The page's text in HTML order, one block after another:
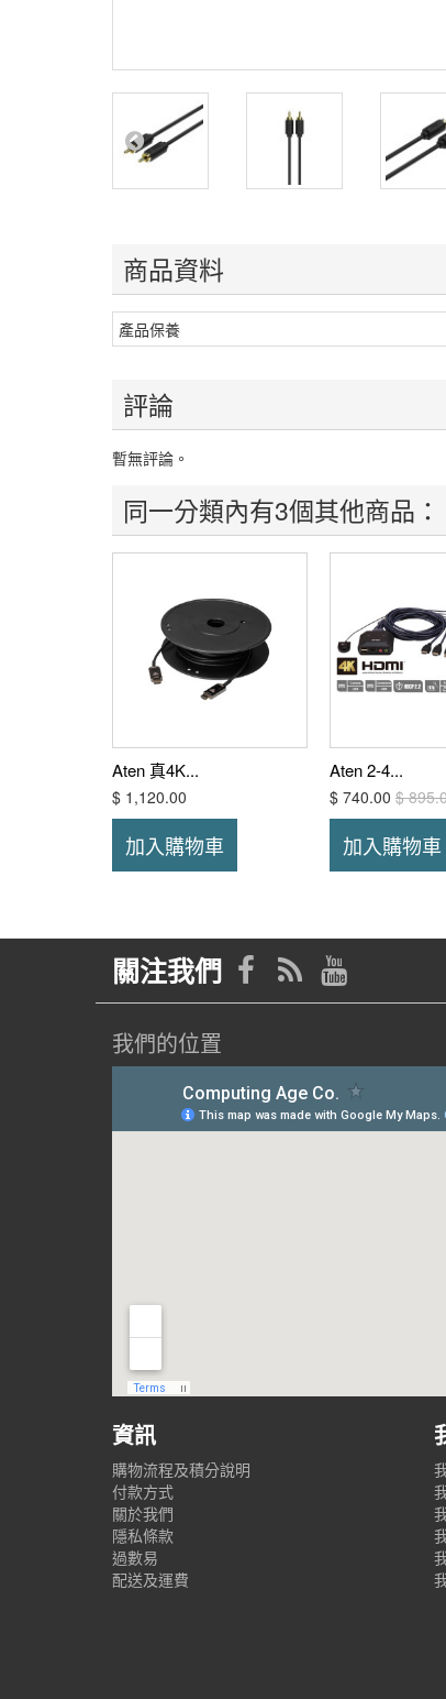
商品資料
產品保養
評論
暫無評論。
同一分類內有3個其他商品：
Aten 真4K...
$ 1,120.00
加入購物車
Aten 2-4...
$ 740.00 $
加入購物車
關注我們
我們的位置
資訊
購物流程及積分說明
付款方式
關於我們
隱私條款
過數易
配送及運費